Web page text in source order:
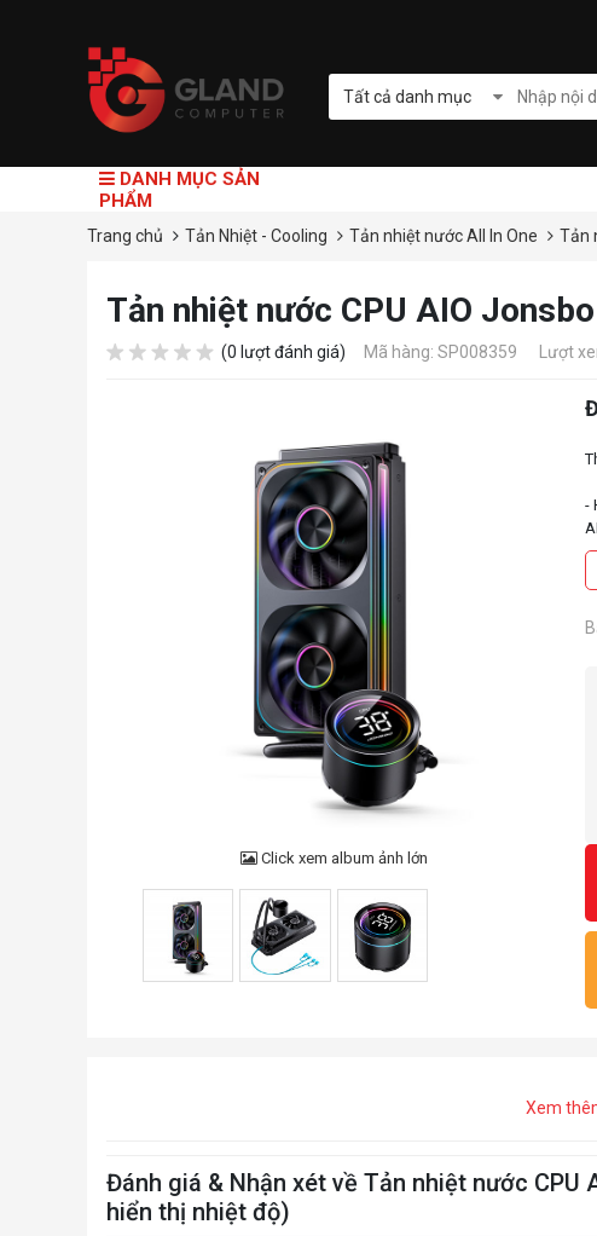
Tất cả danh mục
DANH MỤC SẢN
PHẨM
Trang chủ Tản Nhiệt - Cooling Tản nhiệt nước All In One Tản
Tản nhiệt nước CPU AIO
(0 lượt đánh giá) Mã hàng: SP008359 Lượt
Click xem album ảnh lớn
-
-
-
Xem
Đánh giá & Nhận xét về Tản nhiệt nước CPU
hiển thị nhiệt độ)